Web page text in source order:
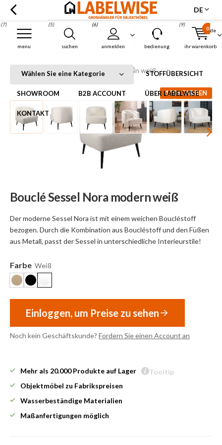
de
suchen
(5)
anmelden
(6)
menu
(7)
bedienung ihr warenkorb
0
(9)
Menu
DE
Wählen Sie eine Kategorie STOFFÜBERSICHT
SHOWROOM B2B ACCOUNT ÜBER LABELWISE
KONTAKT
Startseite Bouclé Sessel Nora modern weiß
Bouclé Sessel Nora modern weiß
100+ FARBEN
Bouclé Sessel Nora modern weiß
Der moderne Sessel Nora ist mit einem weichen Boucléstoff
bezogen. Durch die Kombination aus Boucléstoff und den Füßen
aus Metall, passt der Sessel in unterschiedliche Interieurstile!
Farbe Weiß
Einloggen, um Preise zu sehen
Noch kein Geschäftskunde? Fordern Sie einen Account an
Mehr als 20.000 Produkte auf Lager
Tooltip
Objektmöbel zu Fabrikspreisen
Wasserbeständige Materialien
Maßanfertigungen möglich